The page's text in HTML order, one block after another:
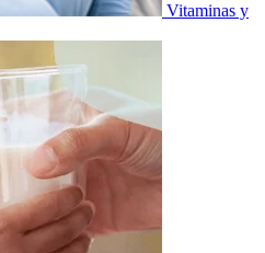
Vitaminas y